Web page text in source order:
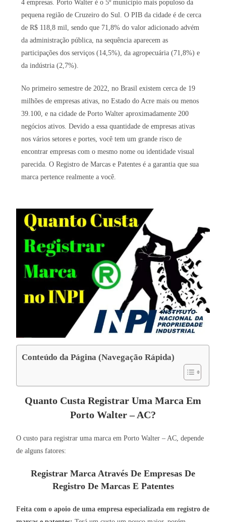
4 empresas. Porto Walter é o 5º município mais populoso da
pequena região de Cruzeiro do Sul. O PIB da cidade é de cerca
de R$ 118,8 mil, sendo que 71,8% do valor adicionado advém
da administração pública, na sequência aparecem as
participações dos serviços (14,5%), da agropecuária (71,8%) e
da indústria (2,7%).
No primeiro semestre de 2022, no Brasil existem cerca de 19
milhões de empresas ativas, no Estado do Acre mais ou menos
39.100, e na cidade de Porto Walter aproximadamente 200
negócios ativos. Devido a essa quantidade de empresas ativas
nos vários setores e portes, você tem um grande risco de
encontrar empresas com o mesmo nome ou identidade visual
parecida. O Registro de Marcas e Patentes é a garantia que sua
marca pertence realmente a você.
Conteúdo da Página (Navegação Rápida)
Quanto Custa Registrar Uma Marca Em
Porto Walter – AC?
O custo para registrar uma marca em Porto Walter – AC, depende
de alguns fatores:
Registrar Marca Através De Empresas De
Registro De Marcas E Patentes
Feita com o apoio de uma empresa especializada em registro de